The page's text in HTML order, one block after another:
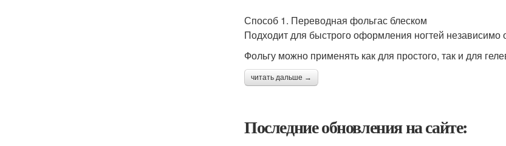
Способ 1. Переводная фольгас блеском
Подходит для быстрого оформления ногтей независимо
Фольгу можно применять как для простого, так и для
читать дальше →
Последние обновления на сайте: